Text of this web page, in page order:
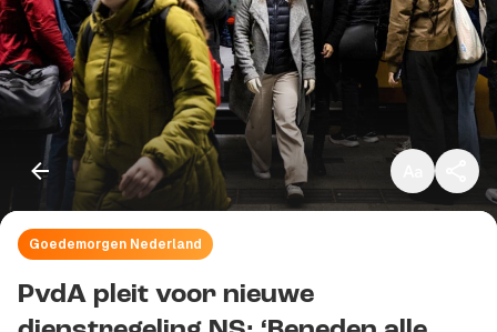
Klein
Goedemorgen Nederland
PvdA pleit voor nieuwe